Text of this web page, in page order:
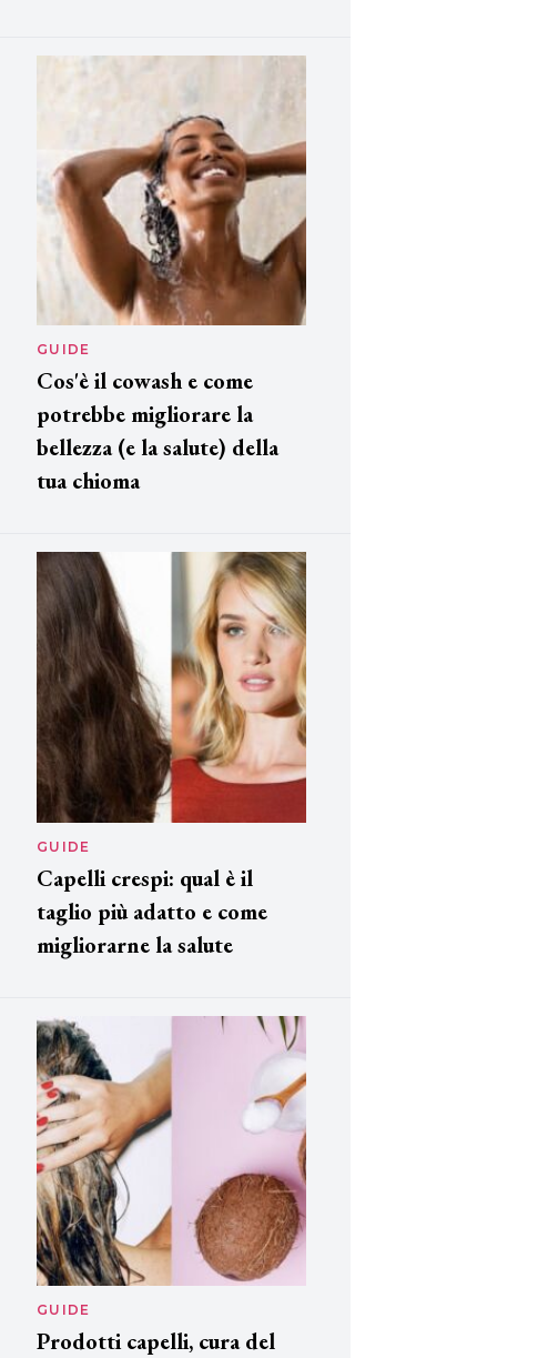
GUIDE
Cos'è il cowash e come
potrebbe migliorare la
bellezza (e la salute) della
tua chioma
GUIDE
Capelli crespi: qual è il
taglio più adatto e come
migliorarne la salute
GUIDE
Prodotti capelli, cura del